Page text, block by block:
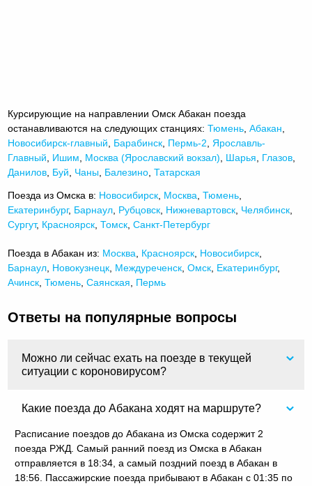
Курсирующие на направлении Омск Абакан поезда
останавливаются на следующих станциях:Тюмень ,Абакан
Новосибирск-главный
Барабинск Пермь-2
Ярославль-
Главный
Ишим Москва (Ярославский вокзал) Шарья Глазов
Данилов Буй Чаны Балезино ,Татарская
Поезда из Омска в: Новосибирск Москва ,Тюмень
Екатеринбург, Барнаул Рубцовск Нижневартовск Челябинск
Сургут, Красноярск ,Томск ,Санкт-Петербург
Поезда в Абакан из: Москва Красноярск Новосибирск
Барнаул Новокузнецк Междуреченск ,Омск Екатеринбург,
Ачинск ,Тюмень ,Саянская Пермь
Ответы на популярные вопросы
Можно ли сейчас ехать на поезде в текущей
ситуации с короновирусом?
Какие поезда до Абакана ходят на маршруте?
Расписание поездов до Абакана из Омска содержит 2
поезда РЖД. Самый ранний поезд из Омска в Абакан
отправляется в 18:34, а самый поздний поезд в Абакан в
18:56. Пассажирские поезда прибывают в Абакан с 01:35 по